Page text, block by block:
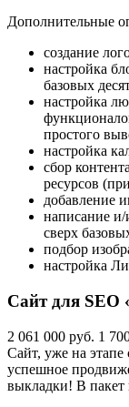
Дополнительные
создание
настройка
базовых
настройка
простого
настройка
сбор
ресурсов
добавление
написание и/
сверх
подбор
настройка
Сайт для SEO
2 061 000 руб. 1
Сайт, уже на
успешное
выкладки! В пакет